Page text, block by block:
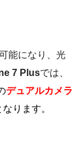
能になり、光
7 Plusでは、
デュアルカメラ
ります。